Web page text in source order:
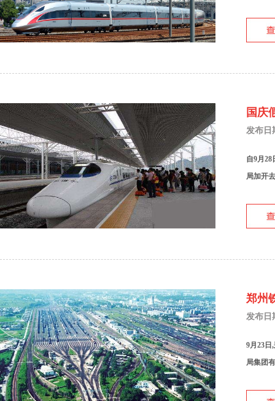
国庆
发布日
自9月
局加开
郑州
发布日
9月23日
局集团